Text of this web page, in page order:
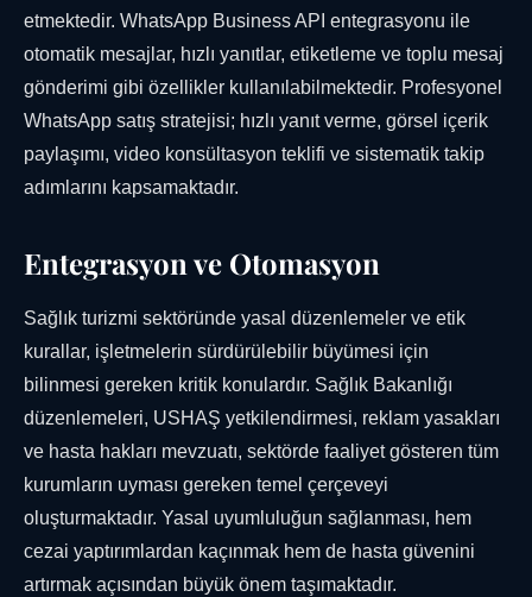
etmektedir. WhatsApp Business API entegrasyonu ile
otomatik mesajlar, hızlı yanıtlar, etiketleme ve toplu mesaj
gönderimi gibi özellikler kullanılabilmektedir. Profesyonel
WhatsApp satış stratejisi; hızlı yanıt verme, görsel içerik
paylaşımı, video konsültasyon teklifi ve sistematik takip
adımlarını kapsamaktadır.
Entegrasyon ve Otomasyon
Sağlık turizmi sektöründe yasal düzenlemeler ve etik
kurallar, işletmelerin sürdürülebilir büyümesi için
bilinmesi gereken kritik konulardır. Sağlık Bakanlığı
düzenlemeleri, USHAŞ yetkilendirmesi, reklam yasakları
ve hasta hakları mevzuatı, sektörde faaliyet gösteren tüm
kurumların uyması gereken temel çerçeveyi
oluşturmaktadır. Yasal uyumluluğun sağlanması, hem
cezai yaptırımlardan kaçınmak hem de hasta güvenini
artırmak açısından büyük önem taşımaktadır.